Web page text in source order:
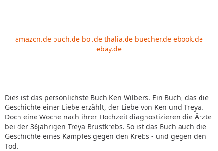
amazon.de buch.de bol.de thalia.de buecher.de ebook.de
ebay.de
Dies ist das persönlichste Buch Ken Wilbers. Ein Buch, das die
Geschichte einer Liebe erzählt, der Liebe von Ken und Treya.
Doch eine Woche nach ihrer Hochzeit diagnostizieren die Ärzte
bei der 36jährigen Treya Brustkrebs. So ist das Buch auch die
Geschichte eines Kampfes gegen den Krebs - und gegen den
Tod.